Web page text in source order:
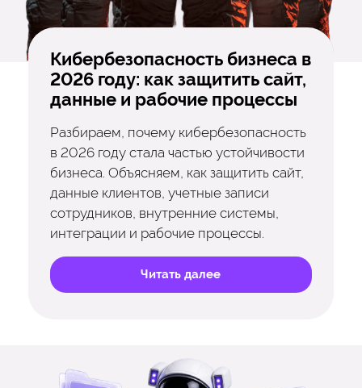
Кибербезопасность бизнеса в
2026 году: как защитить сайт,
данные и рабочие процессы
Разбираем, почему кибербезопасность
в 2026 году стала частью устойчивости
бизнеса. Объясняем, как защитить сайт,
данные клиентов, учетные записи
сотрудников, внутренние системы,
интеграции и рабочие процессы.
Читать далее